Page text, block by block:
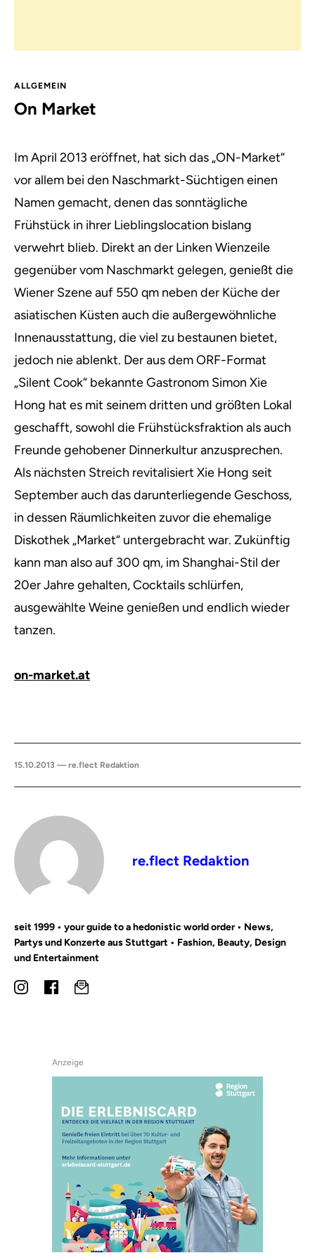
ALLGEMEIN
On Market
Im April 2013 eröffnet, hat sich das „ON-Market“
vor allem bei den Naschmarkt-Süchtigen einen
Namen gemacht, denen das sonntägliche
Frühstück in ihrer Lieblingslocation bislang
verwehrt blieb. Direkt an der Linken Wienzeile
gegenüber vom Naschmarkt gelegen, genießt die
Wiener Szene auf 550 qm neben der Küche der
asiatischen Küsten auch die außergewöhnliche
Innenausstattung, die viel zu bestaunen bietet,
jedoch nie ablenkt. Der aus dem ORF-Format
„Silent Cook“ bekannte Gastronom Simon Xie
Hong hat es mit seinem dritten und größten Lokal
geschafft, sowohl die Frühstücksfraktion als auch
Freunde gehobener Dinnerkultur anzusprechen.
Als nächsten Streich revitalisiert Xie Hong seit
September auch das darunterliegende Geschoss,
in dessen Räumlichkeiten zuvor die ehemalige
Diskothek „Market“ untergebracht war. Zukünftig
kann man also auf 300 qm, im Shanghai-Stil der
20er Jahre gehalten, Cocktails schlürfen,
ausgewählte Weine genießen und endlich wieder
tanzen.
on-market.at
15.10.2013 — re.flect Redaktion
re.flect Redaktion
seit 1999 • your guide to a hedonistic world order • News,
Partys und Konzerte aus Stuttgart • Fashion, Beauty, Design
und Entertainment
Anzeige